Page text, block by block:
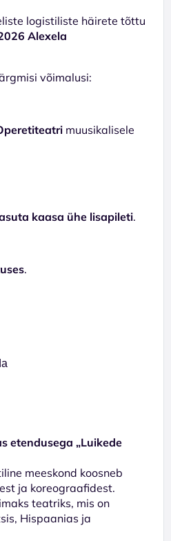
logistiliste häirete tõttu
Alexela
võimalusi:
muusikalisele
kaasa ühe lisapileti.
.
etendusega „Luikede
meeskond koosneb
ja koreograafidest.
teatriks, mis on
Hispaanias ja